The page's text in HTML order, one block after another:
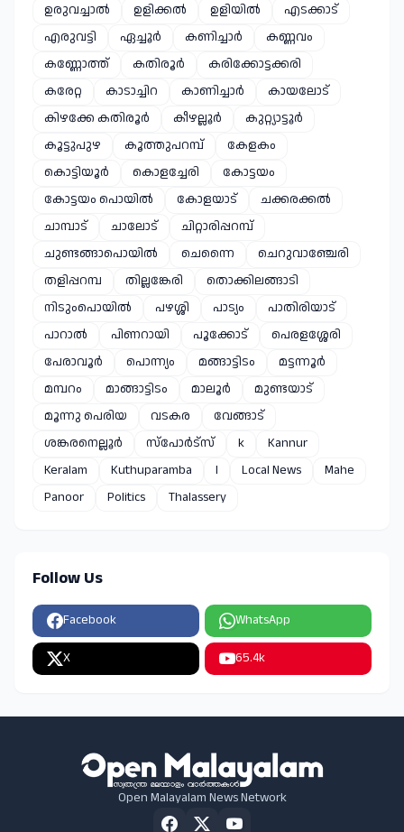
ഉരുവച്ചാൽ
ഉളിക്കൽ ഉളിയിൽ
എടക്കാട്
എരുവട്ടി
ഏച്ചൂർ കണിച്ചാർ
കണ്ണവം
കണ്ണോത്ത്
കതിരൂർ
കരിക്കോട്ടക്കരി
കരേറ്റ
കാടാച്ചിറ കാണിച്ചാർ
കായലോട്
കിഴക്കേ കതിരൂർ
കീഴല്ലൂർ
കുറ്റ്യാട്ടൂർ
കൂട്ടുപുഴ
കൂത്തുപറമ്പ്
കേളകം
കൊട്ടിയൂർ
കൊളച്ചേരി
കോട്ടയം
കോട്ടയം പൊയിൽ
കോളയാട്
ചക്കരക്കൽ
ചാമ്പാട്
ചാലോട്
ചിറ്റാരിപ്പറമ്പ്
ചുണ്ടങ്ങാപൊയിൽ
ചെന്നൈ
ചെറുവാഞ്ചേരി
തളിപ്പറമ്പ
തില്ലങ്കേരി
തൊക്കിലങ്ങാടി
നിടുംപൊയിൽ
പഴശ്ശി പാട്യം
പാതിരിയാട്
പാറാൽ
പിണറായി പൂക്കോട്
പെരളശ്ശേരി
പേരാവൂർ
പൊന്ന്യം മങ്ങാട്ടിടം
മട്ടന്നൂർ
മമ്പറം
മാങ്ങാട്ടിടം മാലൂർ
മുണ്ടയാട്
മൂന്നു പെരിയ
വടകര
വേങ്ങാട്
ശങ്കരനെല്ലൂർ
സ്പോർട്സ് k
Kannur
Keralam
Kuthuparamba l Local News
Mahe
Panoor
Politics Thalassery
Follow Us
Facebook WhatsApp
X 65.4k
Open Malayalam News Network